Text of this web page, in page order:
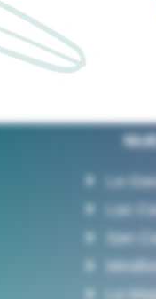
La
Las
San
La